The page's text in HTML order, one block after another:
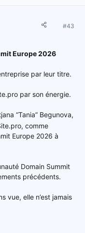
#43
Europe 2026
par leur titre.
par son énergie.
“Tania” Begunova,
comme
Europe 2026 à
Domain Summit
précédents.
vue, elle n’est jamais